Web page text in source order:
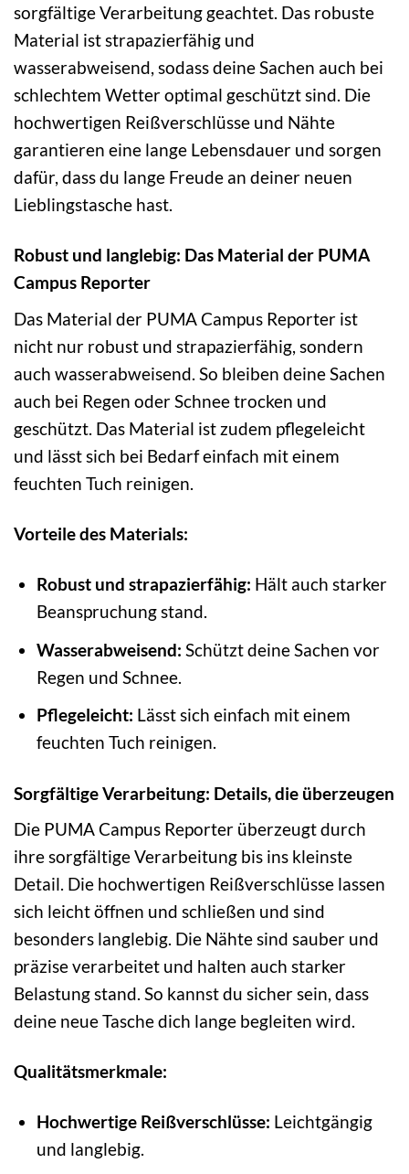
sorgfältige Verarbeitung geachtet. Das robuste
Material ist strapazierfähig und
wasserabweisend, sodass deine Sachen auch bei
schlechtem Wetter optimal geschützt sind. Die
hochwertigen Reißverschlüsse und Nähte
garantieren eine lange Lebensdauer und sorgen
dafür, dass du lange Freude an deiner neuen
Lieblingstasche hast.
Robust und langlebig: Das Material der PUMA
Campus Reporter
Das Material der PUMA Campus Reporter ist
nicht nur robust und strapazierfähig, sondern
auch wasserabweisend. So bleiben deine Sachen
auch bei Regen oder Schnee trocken und
geschützt. Das Material ist zudem pflegeleicht
und lässt sich bei Bedarf einfach mit einem
feuchten Tuch reinigen.
Vorteile des Materials:
Robust und strapazierfähig: Hält auch starker
Beanspruchung stand.
Wasserabweisend: Schützt deine Sachen vor
Regen und Schnee.
Pflegeleicht: Lässt sich einfach mit einem
feuchten Tuch reinigen.
Sorgfältige Verarbeitung: Details, die überzeugen
Die PUMA Campus Reporter überzeugt durch
ihre sorgfältige Verarbeitung bis ins kleinste
Detail. Die hochwertigen Reißverschlüsse lassen
sich leicht öffnen und schließen und sind
besonders langlebig. Die Nähte sind sauber und
präzise verarbeitet und halten auch starker
Belastung stand. So kannst du sicher sein, dass
deine neue Tasche dich lange begleiten wird.
Qualitätsmerkmale:
Hochwertige Reißverschlüsse: Leichtgängig
und langlebig.